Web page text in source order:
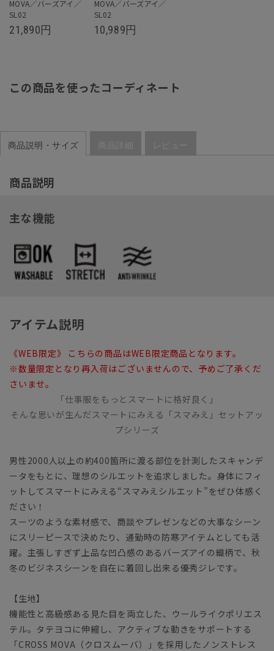
MOVA／バーズアイ／
SL02
21,890円
MOVA／バーズアイ／
SL02
10,989円
この商品を使ったコーディネート
商品説明・サイズ 商品詳細 レビュー
商品説明
主な機能
アイテム説明
《WEB限定》 こちらの商品はWEB限定商品となります。
※数量限定となり再入荷はございませんので、予めご了承くだ
さいませ。
「仕事服をもっとスマートに格好良く」
そんな思いが生んだスマートにみえる「スマみえ」セットアッ
プシリーズ
男性2000人以上の約400箇所に渡る部位を計測したスキャンデ
ータをもとに、理想のシルエットを追求しました。身体にフィ
ットしてスマートにみえる“スマみえシルエット”をぜひ体感く
ださい！
スーツのような素材感で、商談やプレゼンなどの大事なシーン
にスリーピースで決めたり、通勤時の防寒アイテムとしても活
躍。主張しすぎず上品な凹凸感のあるバーズアイの織柄で、秋
冬のビジネスシーンを自在に着回し出来る優秀ジレです。
【生地】
機能性と高級感ある見た目を両立した、ウールライクポリエス
テル。タテヨコに伸縮し、アクティブな動きをサポートする
「CROSS MOVA（クロスムーバ）」を採用したノンストレス